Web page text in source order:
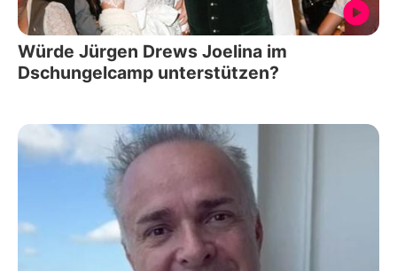
Würde Jürgen Drews Joelina im
Dschungelcamp unterstützen?